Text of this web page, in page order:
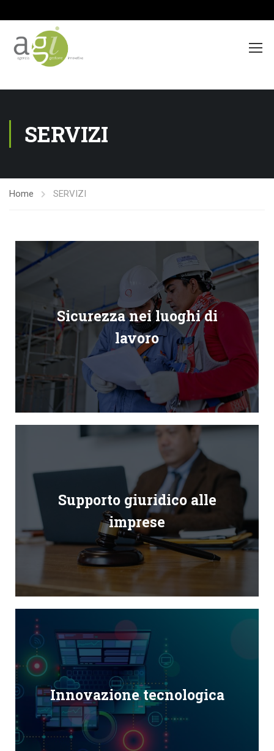
SERVIZI
Home SERVIZI
Sicurezza nei luoghi di
lavoro
Supporto giuridico alle
imprese
Innovazione tecnologica